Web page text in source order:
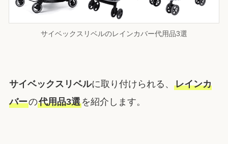
サイベックスリベルのレインカバー代用品3選
サイベックスリベルに取り付けられる、 レインカ
バーの代用品3選を紹介します。